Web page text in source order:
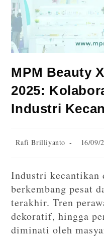
MPM Beauty
2025:
Industri
Rafi Brilliyanto 16/09/
Industri kecantikan
berkembang pesat
terakhir. Tren
dekoratif, hingga
diminati oleh